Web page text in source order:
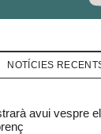
NOTÍCIES
avui vespre